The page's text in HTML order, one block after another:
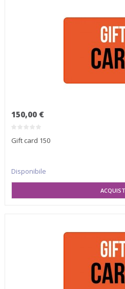
150,00 €
Gift card 150
Disponibile